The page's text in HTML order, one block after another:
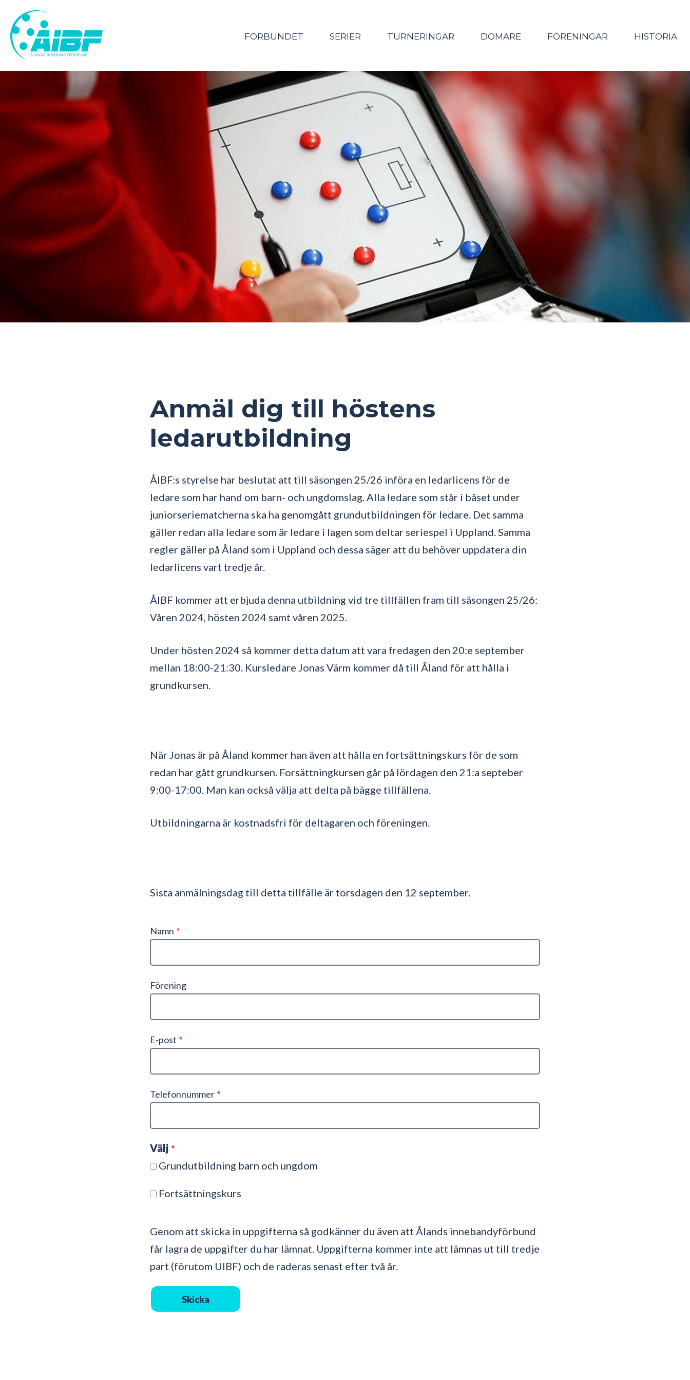
Hoppa
till
huvudinnehåll
1)
FÖRBUNDET SERIER TURNERINGAR DOMARE FÖRENINGAR HISTORIA
Anmäl dig till höstens
ledarutbildning
ÅIBF:s styrelse har beslutat att till säsongen 25/26 införa en ledarlicens för de
ledare som har hand om barn- och ungdomslag. Alla ledare som står i båset under
juniorseriematcherna ska ha genomgått grundutbildningen för ledare. Det samma
gäller redan alla ledare som är ledare i lagen som deltar seriespel i Uppland. Samma
regler gäller på Åland som i Uppland och dessa säger att du behöver uppdatera din
ledarlicens vart tredje år.
ÅIBF kommer att erbjuda denna utbildning vid tre tillfällen fram till säsongen 25/26:
Våren 2024, hösten 2024 samt våren 2025.
Under hösten 2024 så kommer detta datum att vara fredagen den 20:e september
mellan 18:00-21:30. Kursledare Jonas Värm kommer då till Åland för att hålla i
grundkursen.
När Jonas är på Åland kommer han även att hålla en fortsättningskurs för de som
redan har gått grundkursen. Forsättningkursen går på lördagen den 21:a septeber
9:00-17:00. Man kan också välja att delta på bägge tillfällena.
Utbildningarna är kostnadsfri för deltagaren och föreningen.
Sista anmälningsdag till detta tillfälle är torsdagen den 12 september.
Namn
Förening
E-post
Telefonnummer
Välj
Grundutbildning barn och ungdom
Fortsättningskurs
Genom att skicka in uppgifterna så godkänner du även att Ålands innebandyförbund
får lagra de uppgifter du har lämnat. Uppgifterna kommer inte att lämnas ut till tredje
part (förutom UIBF) och de raderas senast efter två år.